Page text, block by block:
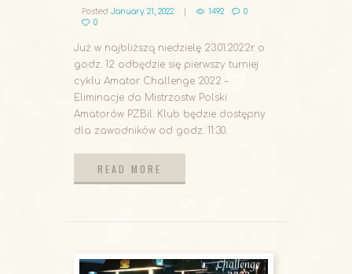
Posted January 21, 2022 1492
0
0
Już w najbliższą niedzielę 23.01.2022r. o
godz. 12 odbędzie się pierwszy turniej
cyklu Amator Challenge 2022 –
Eliminacje do Mistrzostw Polski
Amatorów PZBil. Klub będzie dostępny
dla zawodników od godz. 11:30.
READ MORE